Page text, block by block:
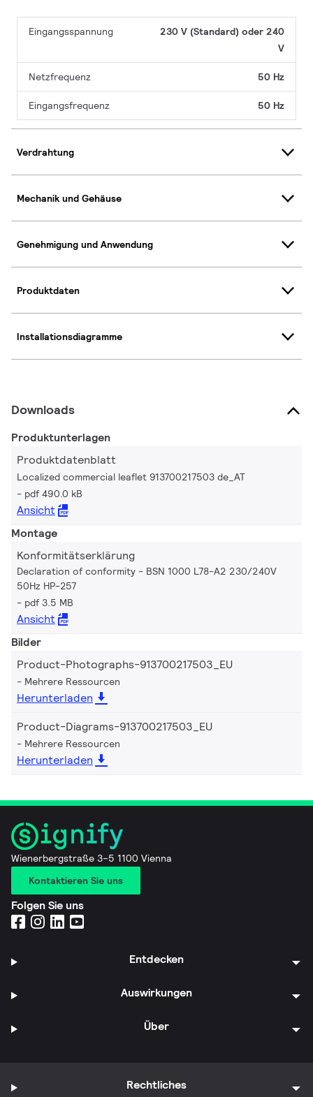
Eingangsspannung
230 V (Standard) oder 240
V
Netzfrequenz 50 Hz
Eingangsfrequenz 50 Hz
Verdrahtung
Mechanik und Gehäuse
Genehmigung und Anwendung
Produktdaten
Installationsdiagramme
Downloads
Produktunterlagen
Produktdatenblatt
Localized commercial leaflet 913700217503 de_AT
pdf 490.0 kB
Ansicht
Montage
Konformitätserklärung
Declaration of conformity - BSN 1000 L78-A2 230/240V
50Hz HP-257
pdf 3.5 MB
Ansicht
Bilder
Product-Photographs-913700217503_EU
Mehrere Ressourcen
Herunterladen
Product-Diagrams-913700217503_EU
Mehrere Ressourcen
Herunterladen
Wienerbergstraße 3–5 1100 Vienna
Kontaktieren Sie uns
Folgen Sie uns
Entdecken
Auswirkungen
Über
Rechtliches